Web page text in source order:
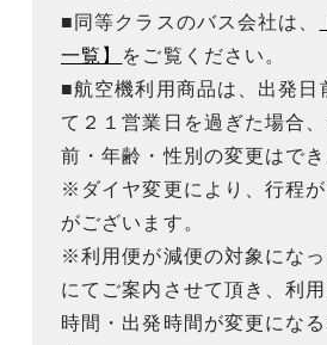
■同等クラスのバス会社は、
一覧】 をご覧ください。
■航空機利用商品は、出発日
て２１営業日を過ぎた場合
前・年齢・性別の変更はでき
※ダイヤ変更により、行程
がございます。
※利用便が減便の対象にな
にてご案内させて頂き、利
時間・出発時間が変更にな